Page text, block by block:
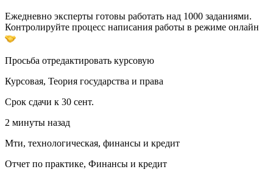
Ежедневно эксперты готовы работать над 1000 заданиями.
Контролируйте процесс написания работы в режиме онлайн
Просьба отредактировать курсовую
Курсовая, Теория государства и права
Срок сдачи к 30 сент.
2 минуты назад
Мти, технологическая, финансы и кредит
Отчет по практике, Финансы и кредит